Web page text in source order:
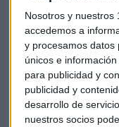
Nosotros y nuestros
accedemos a
y procesamos datos
únicos e
para publicidad y
publicidad y
desarrollo de
nuestros socios
ascienden a 7.400
afirman los
Müller ha señalado
consecuencias,
posible por
sin embargo,